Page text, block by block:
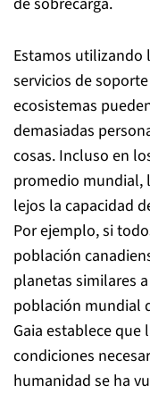
Estamos utilizando
servicios de
ecosistemas
demasiadas
cosas. Incluso en
promedio mundial,
lejos la capacidad
Por ejemplo, si
población
planetas similares
población mundial
Gaia establece
condiciones
humanidad se ha